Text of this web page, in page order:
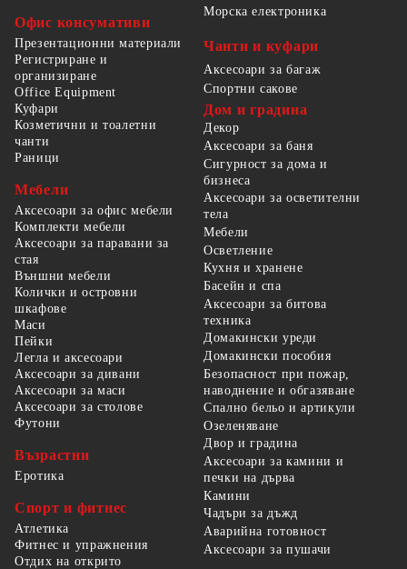
Офис консумативи
Презентационни материали
Регистриране и
организиране
Office Equipment
Морска електроника
Чанти и куфари
Аксесоари за багаж
Спортни сакове
Куфари
Козметични и тоалетни
чанти
Раници
Мебели
Аксесоари за офис мебели
Комплекти мебели
Аксесоари за паравани за
стая
Външни мебели
Колички и островни
шкафове
Маси
Пейки
Легла и аксесоари
Аксесоари за дивани
Аксесоари за маси
Аксесоари за столове
Футони
Възрастни
Еротика
Спорт и фитнес
Атлетика
Фитнес и упражнения
Отдих на открито
Дом и градина
Декор
Аксесоари за баня
Сигурност за дома и
бизнеса
Аксесоари за осветителни
тела
Мебели
Осветление
Кухня и хранене
Басейн и спа
Аксесоари за битова
техника
Домакински уреди
Домакински пособия
Безопасност при пожар,
наводнение и обгазяване
Спално бельо и артикули
Озеленяване
Двор и градина
Аксесоари за камини и
печки на дърва
Камини
Чадъри за дъжд
Аварийна готовност
Аксесоари за пушачи